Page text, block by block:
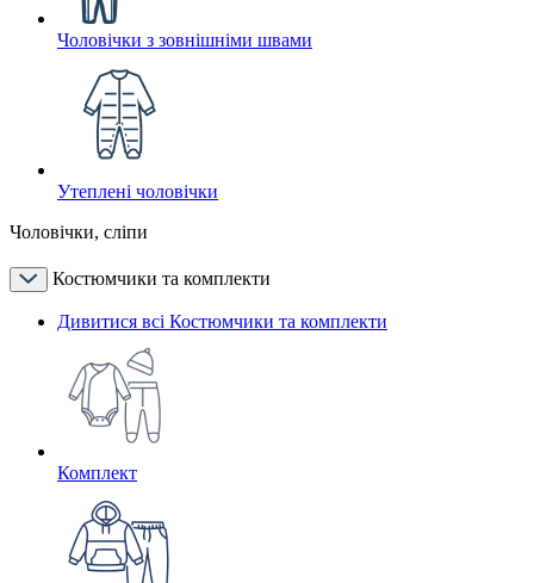
Чоловічки з зовнішніми швами
Утеплені чоловічки
Чоловічки, сліпи
Костюмчики та комплекти
Дивитися всі Костюмчики та комплекти
Комплект